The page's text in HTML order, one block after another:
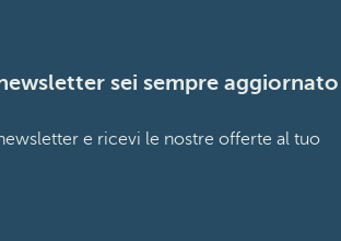
sei sempre aggiornato
e ricevi le nostre offerte al tuo